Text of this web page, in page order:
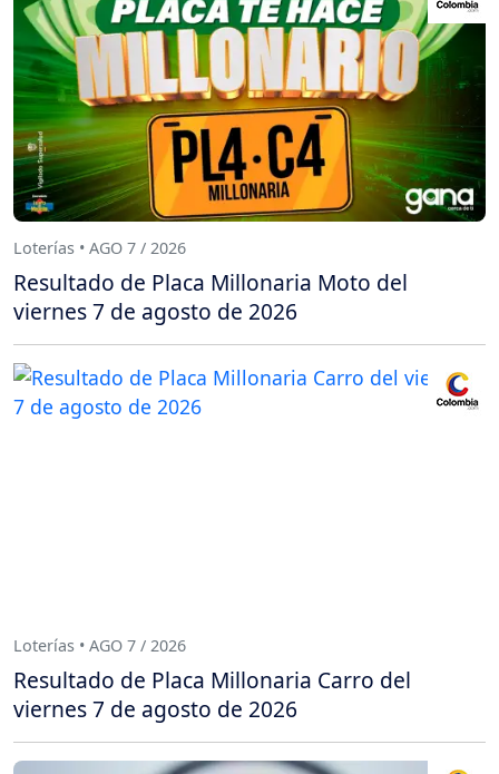
Loterías • AGO 7 / 2026
Resultado de Placa Millonaria Moto del
viernes 7 de agosto de 2026
Loterías • AGO 7 / 2026
Resultado de Placa Millonaria Carro del
viernes 7 de agosto de 2026